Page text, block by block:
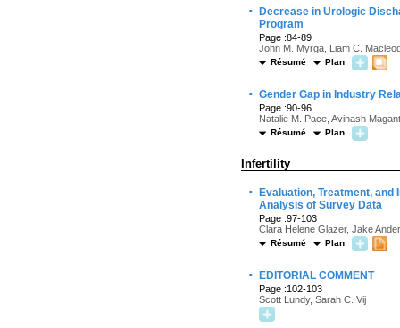
·
Decrease in Urologic
Program
Page :84-89
John M. Myrga, Liam C.
Résumé Plan
· Gender Gap in Industry
Page :90-96
Natalie M. Pace, Avinash
Résumé Plan
Infertility
·
Evaluation, Treatment,
Analysis of Survey Data
Page :97-103
Clara Helene Glazer, Jake
Résumé Plan
· EDITORIAL COMMENT
Page :102-103
Scott Lundy, Sarah C. Vij